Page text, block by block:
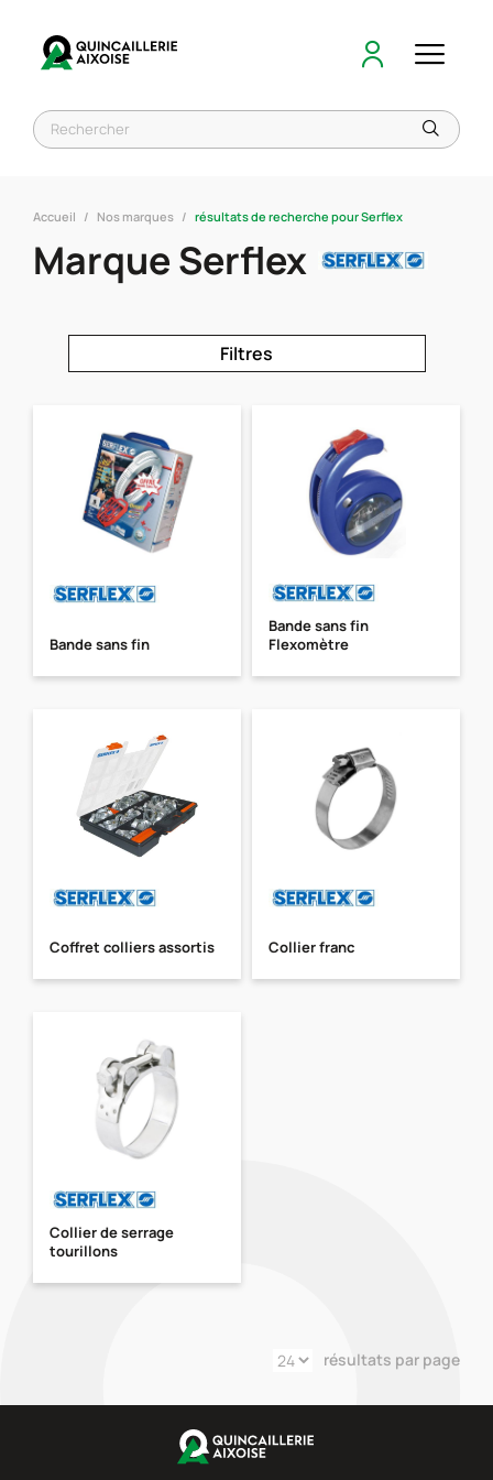
Accueil Nos marques résultats de recherche pour Serflex
Marque Serflex
Filtres
Bande sans fin
Bande sans fin
Flexomètre
Coffret colliers assortis Collier franc
Collier de serrage
tourillons
résultats par page